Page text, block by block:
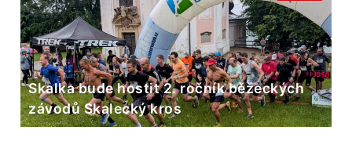
Skalka bude hostit 2. ročník běžeckých
závodů Skalecký kros